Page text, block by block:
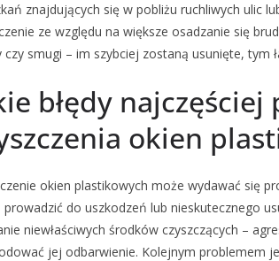
znajdujących się w pobliżu ruchliwych ulic
ze względu na większe osadzanie się
czy smugi – im szybciej zostaną usunięte, tym
błędy
okien
okien plastikowych może wydawać się
do uszkodzeń lub nieskutecznego
niewłaściwych środków czyszczących –
jej odbarwienie. Kolejnym problemem